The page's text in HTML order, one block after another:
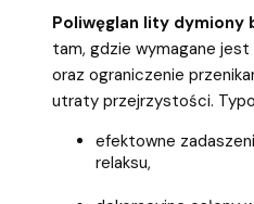
Poliwęglan lity dymiony
tam, gdzie wymagane
oraz ograniczenie
utraty przejrzystości.
efektowne
relaksu,